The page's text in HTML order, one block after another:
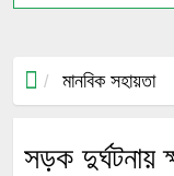
মানবিক সহায়তা
সড়ক দুর্ঘটনায়